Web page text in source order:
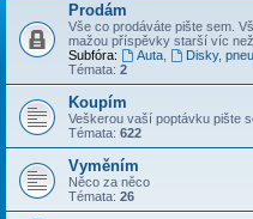
Prodám
Vše co prodáváte pište sem.
mažou příspěvky starší víc než
Subfóra:
Auta, Disky, pneu
Témata: 2
Koupím
Veškerou vaší poptávku pište
Témata: 622
Vyměním
Něco za něco
Témata: 26